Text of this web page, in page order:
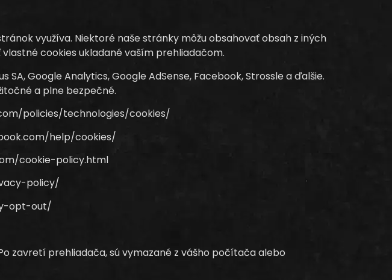
využíva. Niektoré naše stránky môžu obsahovať obsah z iných
cookies ukladané vaším prehliadačom.
Google Analytics, Google AdSense, Facebook, Strossle a ďalšie.
a plne bezpečné.
policies/technologies/cookies/
help/cookies/
cookie-policy.html
policy/
opt-out/
zavretí prehliadača, sú vymazané z vášho počítača alebo